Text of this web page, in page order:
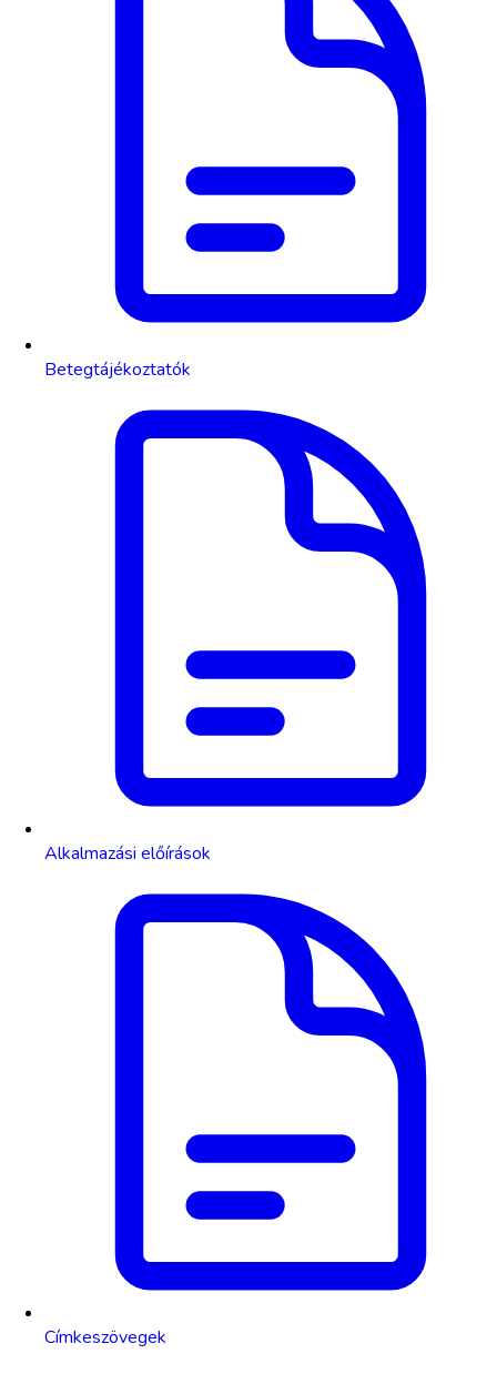
Betegtájékoztatók
Alkalmazási előírások
Címkeszövegek